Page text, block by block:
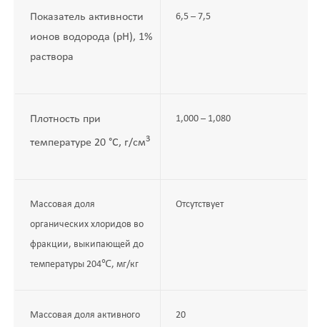
Показатель активности
ионов водорода (рН), 1%
раствора
6,5 – 7,5
Плотность при
температуре 20 °С, г/см3
1,000 – 1,080
Массовая доля
органических хлоридов во
фракции, выкипающей до
температуры 204℃, мг/кг
Отсутствует
Массовая доля активного
20